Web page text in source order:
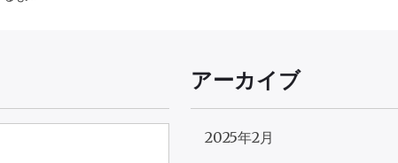
ビ
アーカイブ
2025年2月